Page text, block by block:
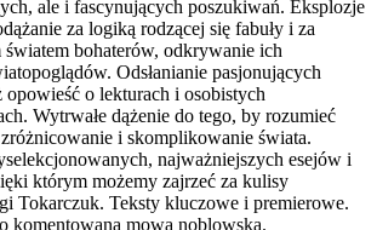
ale i fascynujących poszukiwań. Eksplozje
za logiką rodzącej się fabuły i za
bohaterów, odkrywanie ich
Odsłanianie pasjonujących
opowieść o lekturach i osobistych
Wytrwałe dążenie do tego, by rozumieć
i skomplikowanie świata.
najważniejszych esejów i
którym możemy zajrzeć za kulisy
Tokarczuk. Teksty kluczowe i premierowe.
komentowana mowa noblowska.